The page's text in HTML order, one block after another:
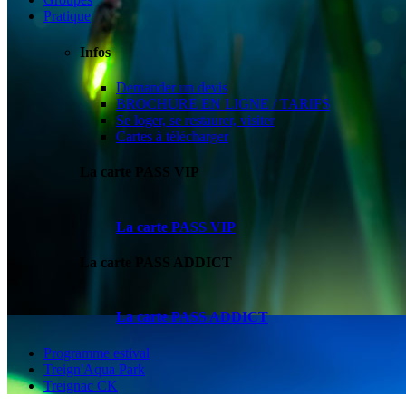
Pratique
Infos
Demander un devis
BROCHURE EN LIGNE / TARIFS
Se loger, se restaurer, visiter
Cartes à télécharger
La carte PASS VIP
La carte PASS VIP
La carte PASS ADDICT
La carte PASS ADDICT
Programme estival
Treign'Aqua Park
Treignac CK